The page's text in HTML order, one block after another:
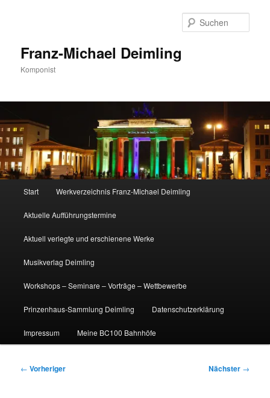
Franz-Michael Deimling
Komponist
Start Werkverzeichnis Franz-Michael Deimling
Aktuelle Aufführungstermine
Aktuell verlegte und erschienene Werke
Musikverlag Deimling
Workshops – Seminare – Vorträge – Wettbewerbe
Prinzenhaus-Sammlung Deimling Datenschutzerklärung
Impressum Meine BC100 Bahnhöfe
Beitragsnavigation
← Vorheriger Nächster →